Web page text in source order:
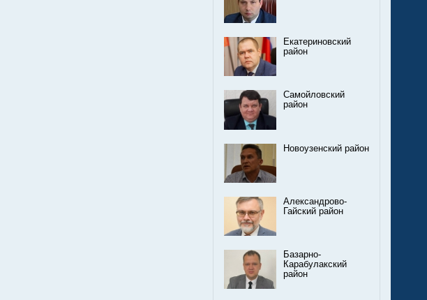
Екатериновский
район
Самойловский
район
Новоузенский район
Александрово-
Гайский район
Базарно-
Карабулакский
район